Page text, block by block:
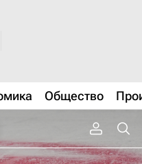
Общество